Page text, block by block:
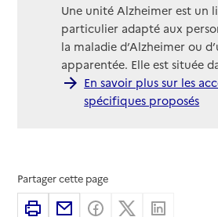
Une unité Alzheimer est un
particulier adapté aux
la maladie d’Alzheimer ou
apparentée. Elle est située
En savoir plus sur les
spécifiques proposés
Partager cette page
ImprimerPartager par email
Partager surPartager sur X